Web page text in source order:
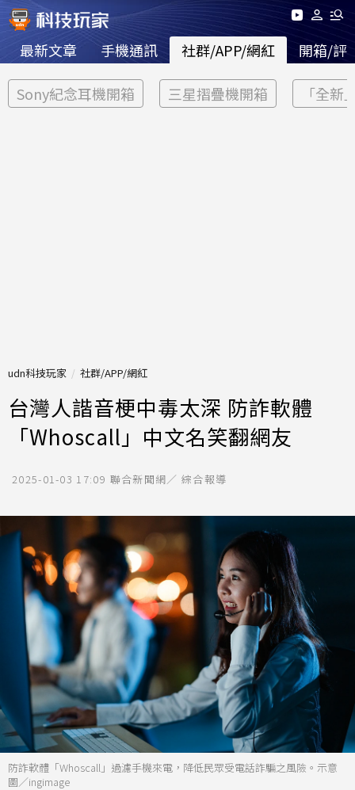
最新文章 手機通訊 社群/APP/網紅 開箱/評
Sony紀念耳機開箱 三星摺疊機開箱 「全新
udn科技玩家 社群/APP/網紅
台灣人諧音梗中毒太深 防詐軟體
「Whoscall」中文名笑翻網友
2025-01-03 17:09 聯合新聞網／ 綜合報導
防詐軟體「Whoscall」過濾手機來電，降低民眾受電話詐騙之風險。示意
圖／ingimage